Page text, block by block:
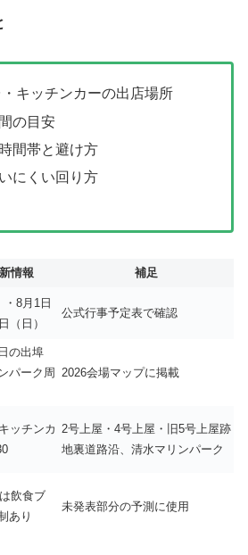
キッチンカーの出店場所
の目安
間帯と避け方
にくい回り方
情報 補足
・8月1日
（日）
公式行事予定表で確認
の出埠
パーク周 2026会場マップに掲載
ッチンカ
2号上屋・4号上屋・旧5号上屋跡
地裏道路沿、清水マリンパーク
飲食ブ
あり
未発表部分の予測に使用